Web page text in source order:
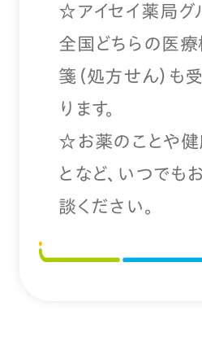
☆アイセイ薬局グ
全国どちらの医
箋（処方せん）も
ります。
☆お薬のことや健
となど、いつでも
談ください。